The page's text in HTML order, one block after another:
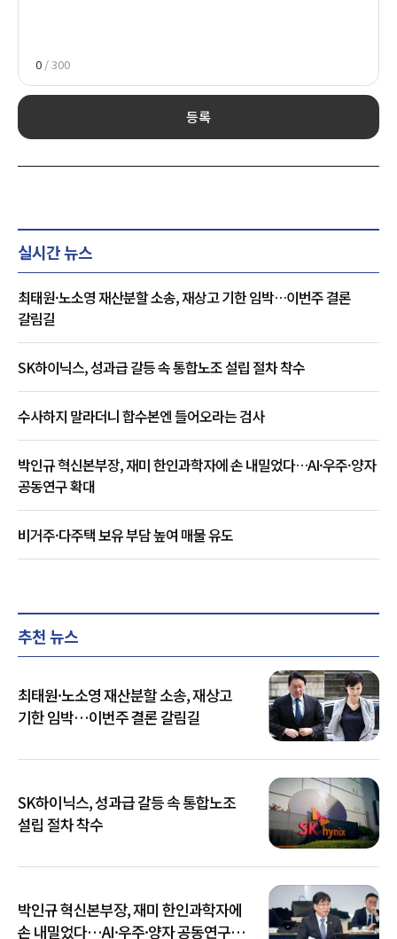
0 / 300
등록
실시간 뉴스
최태원·노소영 재산분할 소송, 재상고 기한 임박…이번주 결론
갈림길
SK하이닉스, 성과급 갈등 속 통합노조 설립 절차 착수
수사하지 말라더니 합수본엔 들어오라는 검사
박인규 혁신본부장, 재미 한인과학자에 손 내밀었다…AI·우주·양자
공동연구 확대
비거주·다주택 보유 부담 높여 매물 유도
추천 뉴스
최태원·노소영 재산분할 소송, 재상고
기한 임박…이번주 결론 갈림길
SK하이닉스, 성과급 갈등 속 통합노조
설립 절차 착수
박인규 혁신본부장, 재미 한인과학자에
손 내밀었다…AI·우주·양자 공동연구